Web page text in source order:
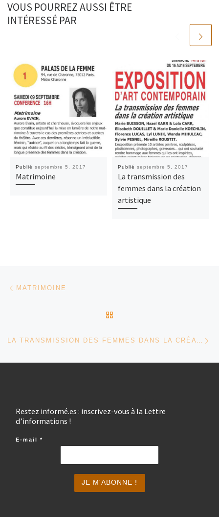
VOUS POURREZ AUSSI ÊTRE
INTÉRESSÉ PAR
Publié septembre 5, 2017
Matrimoine
Publié septembre 5, 2017
La transmission des
femmes dans la création
artistique
Parcourir les articles
MATRIMOINE
LA TRANSMISSION DES FEMMES DANS LA CRÉATION ARTISTIQUE
Restez informé.es : inscrivez-vous à la Lettre
d’informations !
E-mail *